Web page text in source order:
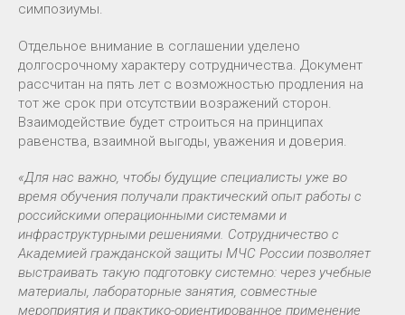
симпозиумы.
Отдельное внимание в соглашении уделено
долгосрочному характеру сотрудничества. Документ
рассчитан на пять лет с возможностью продления на
тот же срок при отсутствии возражений сторон.
Взаимодействие будет строиться на принципах
равенства, взаимной выгоды, уважения и доверия.
«Для нас важно, чтобы будущие специалисты уже во
время обучения получали практический опыт работы с
российскими операционными системами и
инфраструктурными решениями. Сотрудничество с
Академией гражданской защиты МЧС России позволяет
выстраивать такую подготовку системно: через учебные
материалы, лабораторные занятия, совместные
мероприятия и практико-ориентированное применение